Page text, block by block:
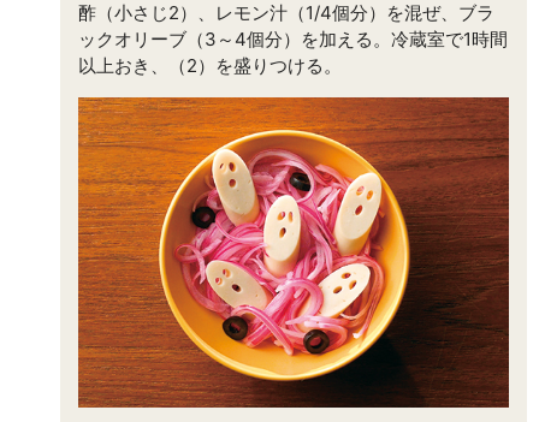
酢（小さじ2）、レモン汁（1/4個分）を混ぜ、ブラ
ックオリーブ（3～4個分）を加える。冷蔵室で1時間
以上おき、（2）を盛りつける。